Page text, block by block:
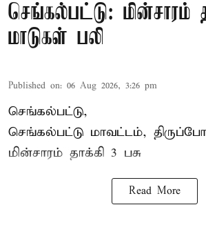
செங்கல்பட்டு: மின்சாரம்
மாடுகள் பலி
Published on: 06 Aug 2026, 3:26 pm
செங்கல்பட்டு,
செங்கல்பட்டு மாவட்டம்,
மின்சாரம் தாக்கி 3 பசு
Read More